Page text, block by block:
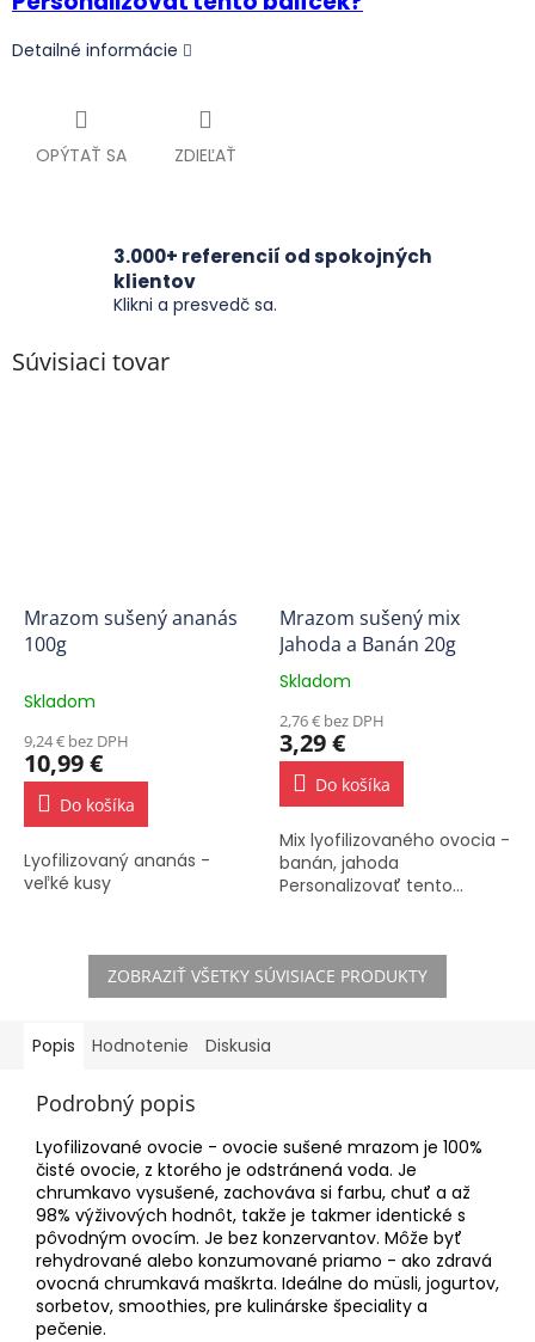
Detailné informácie
OPÝTAŤ SA ZDIEĽAŤ
3.000+ referencií od spokojných
klientov
Klikni a presvedč sa.
Súvisiaci tovar
Mrazom sušený ananás
100g
Skladom
9,24 € bez DPH
10,99 €
Do košíka
Lyofilizovaný ananás -
veľké kusy
Mrazom sušený mix
Jahoda a Banán 20g
Priemerné
produktu
je
5,0
hviezdičiek.
Skladom
2,76 € bez DPH
3,29 €
Do košíka
Mix lyofilizovaného ovocia -
banán, jahoda
Personalizovať tento...
ZOBRAZIŤ VŠETKY SÚVISIACE PRODUKTY
Popis Hodnotenie Diskusia
Podrobný popis
Lyofilizované ovocie - ovocie sušené mrazom je 100%
čisté ovocie, z ktorého je odstránená voda. Je
chrumkavo vysušené, zachováva si farbu, chuť a až
98% výživových hodnôt, takže je takmer identické s
pôvodným ovocím. Je bez konzervantov. Môže byť
rehydrované alebo konzumované priamo - ako zdravá
ovocná chrumkavá maškrta. Ideálne do müsli, jogurtov,
sorbetov, smoothies, pre kulinárske špeciality a
pečenie.